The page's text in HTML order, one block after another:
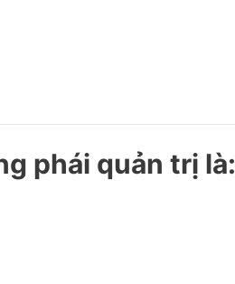
phái quản trị là: